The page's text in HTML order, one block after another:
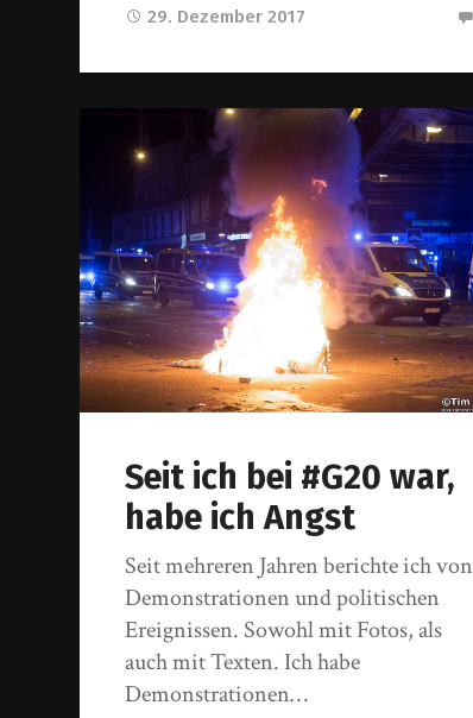
29. Dezember 2017
Seit ich bei #G20 war,
habe ich Angst
Seit mehreren Jahren berichte ich von
Demonstrationen und politischen
Ereignissen. Sowohl mit Fotos, als
auch mit Texten. Ich habe
Demonstrationen…